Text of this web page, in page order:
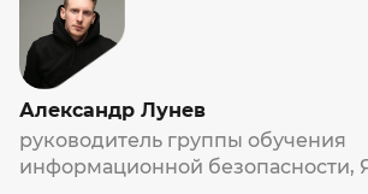
Александр Лунев
руководитель группы обучения
информационной безопасности,